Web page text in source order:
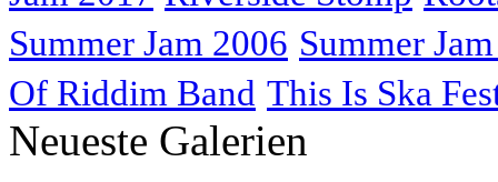
Summer Jam 2006 Summer
Of Riddim Band This Is Ska
Neueste Galerien